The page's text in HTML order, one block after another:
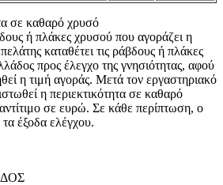
σε καθαρό χρυσό
ή πλάκες χρυσού που αγοράζει η
καταθέτει τις ράβδους ή πλάκες
προς έλεγχο της γνησιότητας, αφού
η τιμή αγοράς. Μετά τον εργαστηριακό
η περιεκτικότητα σε καθαρό
σε ευρώ. Σε κάθε περίπτωση, ο
τα έξοδα ελέγχου.